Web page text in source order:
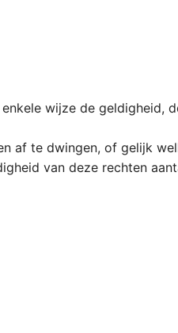
wijze de geldigheid,
af te dwingen, of gelijk
van deze rechten